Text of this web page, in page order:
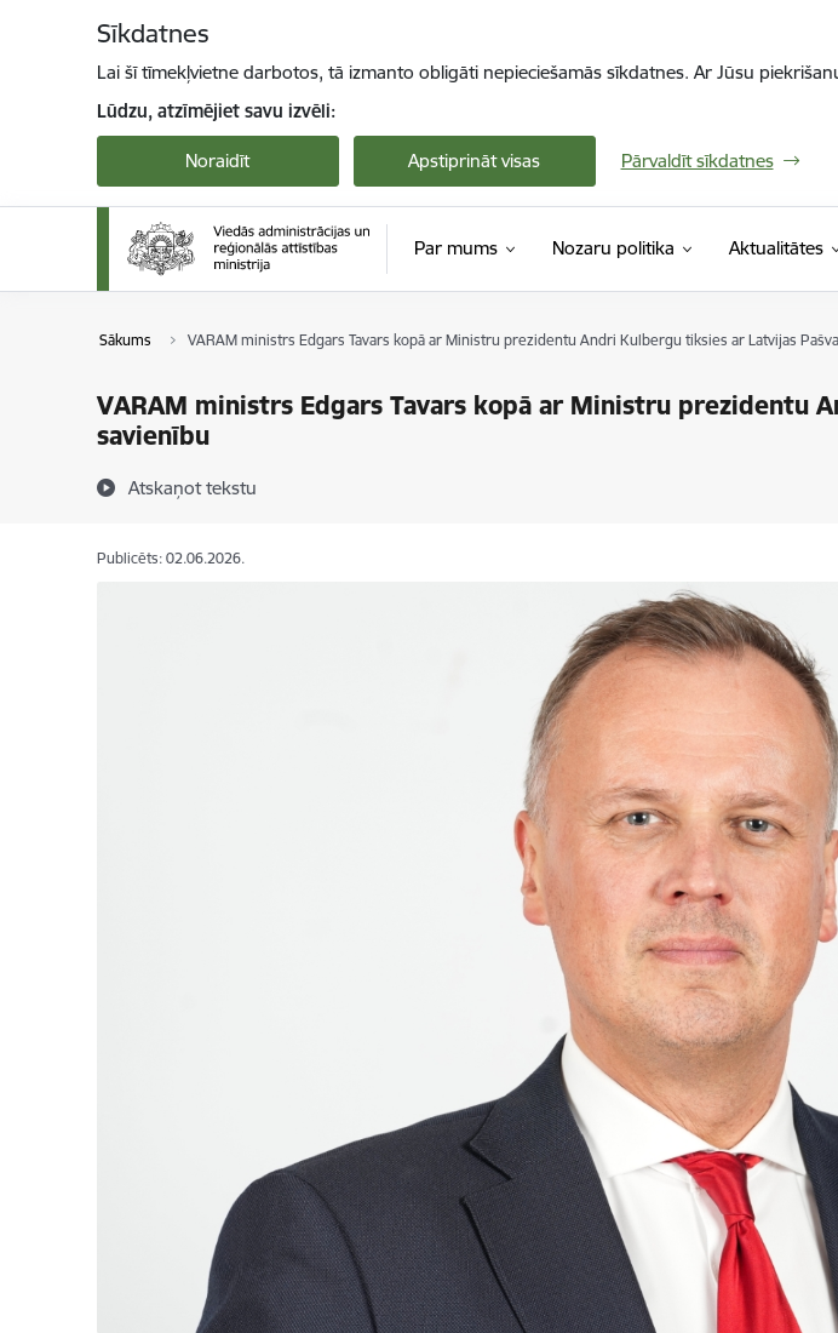
Sīkdatnes
Lai šī tīmekļvietne darbotos, tā izmanto obligāti nepieciešamās sīkdatnes. Ar Jūsu
Lūdzu, atzīmējiet savu izvēli:
Noraidīt Apstiprināt visas Pārvaldīt sīkdatnes
Par mums Nozaru politika Aktualitātes
Sākums VARAM ministrs Edgars Tavars kopā ar Ministru prezidentu Andri Kulbergu tiksies ar Latvijas
VARAM ministrs Edgars Tavars kopā ar Ministru prezidentu
savienību
Atskaņot tekstu
Publicēts: 02.06.2026.